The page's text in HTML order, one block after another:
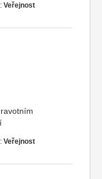
Veřejnost
Veřejnost